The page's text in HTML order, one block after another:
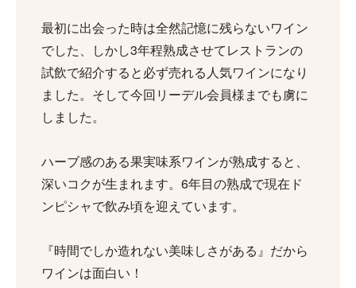
最初に出会った時は全然記憶に残らないワイン
でした、しかし3年程熟成させてレストランの
試飲で紹介すると必ず売れる人気ワインになり
ました。そして今回リーデル会員様までも虜に
しました。
ハーブ感のある果実味系ワインが熟成すると、
深いコクが生まれます。6年目の熟成で現在ド
ンピシャで飲み頃を迎えています。
『時間でしか造れない美味しさがある』だから
ワインは面白い！